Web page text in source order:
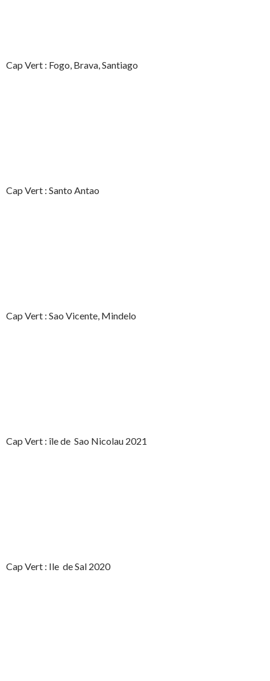
Cap Vert : Fogo, Brava, Santiago
Cap Vert : Santo Antao
Cap Vert : Sao Vicente, Mindelo
Cap Vert : île de Sao Nicolau 2021
Cap Vert : Ile de Sal 2020